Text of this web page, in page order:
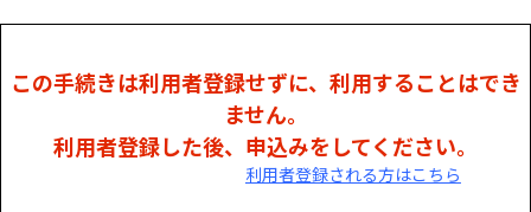
この手続きは利用者登録せずに、利用することはでき
ません。
利用者登録した後、申込みをしてください。
利用者登録される方はこちら